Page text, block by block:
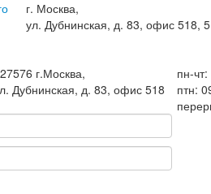
г. Москва,
ул. Дубнинская, д. 83, офис 518,
г.Москва,
Дубнинская, д. 83, офис 518
пн-
птн: